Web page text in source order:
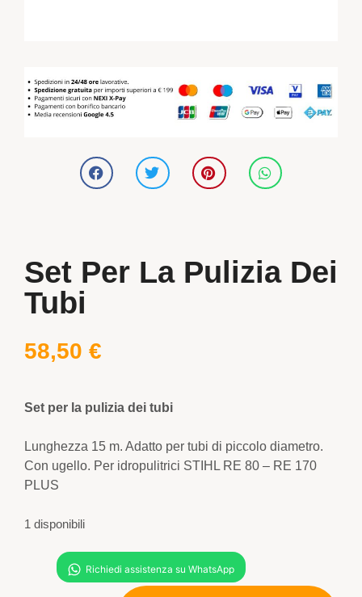
Set Per La Pulizia Dei
Tubi
58,50 €
Set per la pulizia dei tubi
Lunghezza 15 m. Adatto per tubi di piccolo diametro.
Con ugello. Per idropulitrici STIHL RE 80 – RE 170
PLUS
1 disponibili